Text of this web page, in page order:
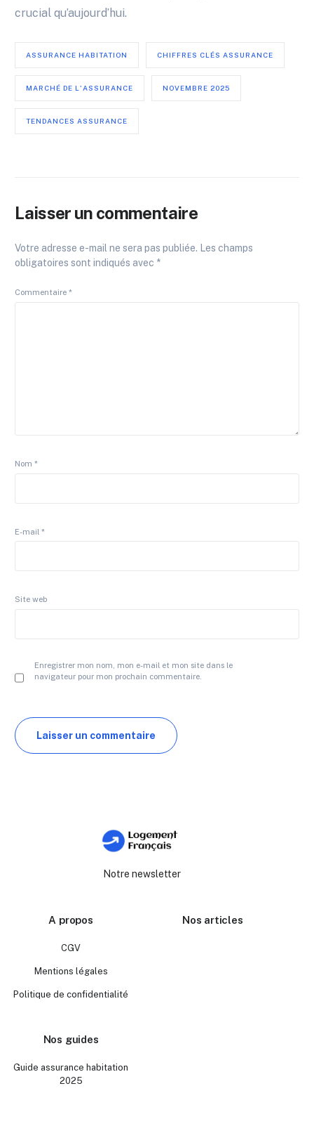
crucial qu’aujourd’hui.
ASSURANCE HABITATION CHIFFRES CLÉS ASSURANCE
MARCHÉ DE L'ASSURANCE NOVEMBRE 2025
TENDANCES ASSURANCE
Laisser un commentaire
Votre adresse e-mail ne sera pas publiée. Les champs
obligatoires sont indiqués avec *
Commentaire*
Nom*
E-mail*
Site web
Enregistrer mon nom, mon e-mail et mon site dans le
navigateur pour mon prochain commentaire.
Notre newsletter
A propos
CGV
Mentions légales
Politique de confidentialité
Nos articles
Nos guides
Guide assurance habitation
2025